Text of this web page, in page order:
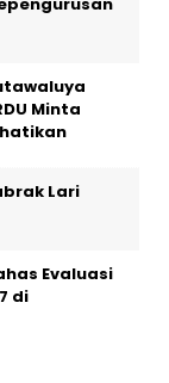
Minta
Lari
Evaluasi
di